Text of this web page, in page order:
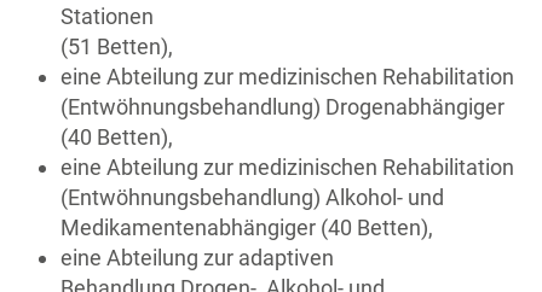
Stationen
(51 Betten),
eine Abteilung zur medizinischen Rehabilitation
(Entwöhnungsbehandlung) Drogenabhängiger
(40 Betten),
eine Abteilung zur medizinischen Rehabilitation
(Entwöhnungsbehandlung) Alkohol- und
Medikamentenabhängiger (40 Betten),
eine Abteilung zur adaptiven